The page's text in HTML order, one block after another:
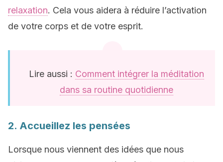
relaxation. Cela vous aidera à réduire l’activation
de votre corps et de votre esprit.
Lire aussi : Comment intégrer la méditation
dans sa routine quotidienne
2. Accueillez les pensées
Lorsque nous viennent des idées que nous